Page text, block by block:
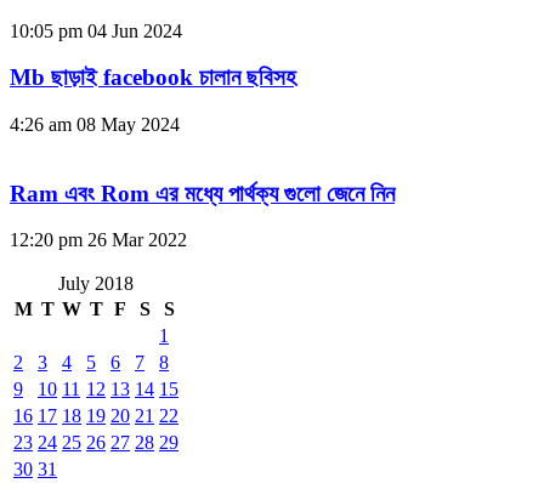
10:05 pm 04 Jun 2024
Mb ছাড়াই facebook চালান ছবিসহ
4:26 am 08 May 2024
Ram এবং Rom এর মধ্যে পার্থক্য গুলো জেনে নিন
12:20 pm 26 Mar 2022
July 2018
M T W T F S
S
1
2
3 4 5 6 7
8
9
10 11 12 13 14 15
16 17 18 19 20 21 22
23 24 25 26 27 28 29
30 31